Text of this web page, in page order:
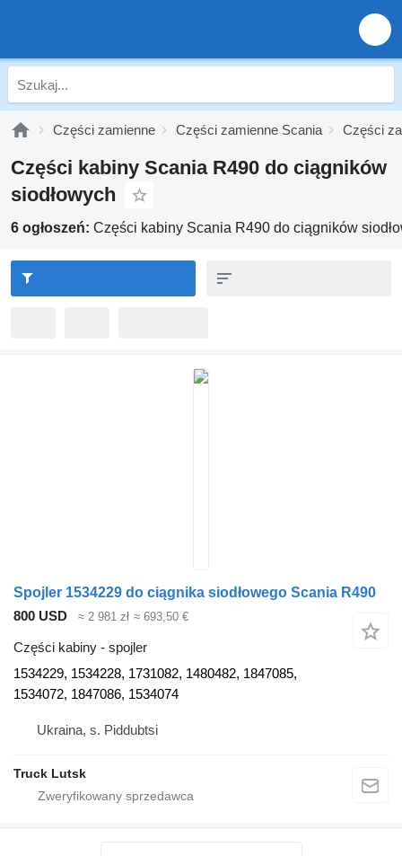
Części zamienne Części zamienne Scania Części
Części kabiny Scania R490 do ciągników
siodłowych
6 ogłoszeń: Części kabiny Scania R490 do ciągników
Spojler 1534229 do ciągnika siodłowego Scania R490
800 USD
≈ 2 981 zł ≈ 693,50 €
Części kabiny - spojler
1534229, 1534228, 1731082, 1480482, 1847085,
1534072, 1847086, 1534074
Ukraina, s. Piddubtsi
Truck Lutsk